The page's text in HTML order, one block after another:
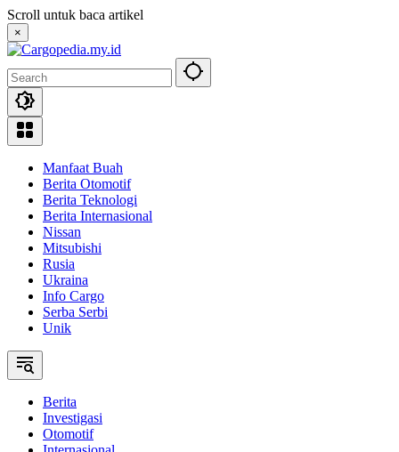
Skip
to
content
Scroll untuk baca artikel
×
Manfaat Buah
Berita Otomotif
Berita Teknologi
Berita Internasional
Nissan
Mitsubishi
Rusia
Ukraina
Info Cargo
Serba Serbi
Unik
Berita
Investigasi
Otomotif